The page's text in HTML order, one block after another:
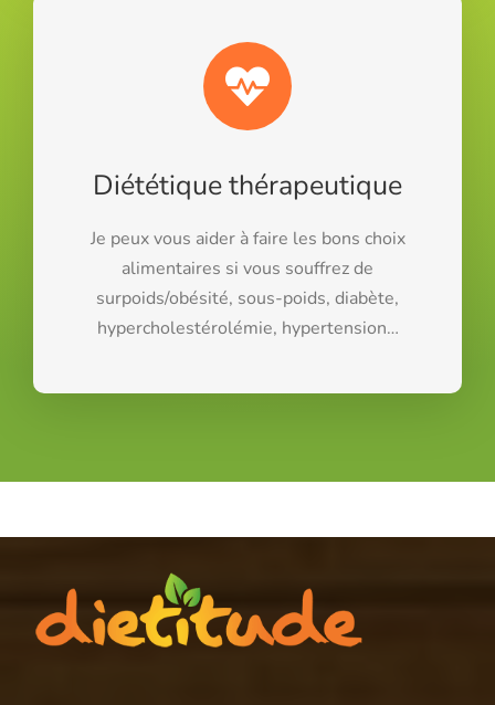
Diététique thérapeutique
Je peux vous aider à faire les bons choix
alimentaires si vous souffrez de
surpoids/obésité, sous-poids, diabète,
hypercholestérolémie, hypertension…